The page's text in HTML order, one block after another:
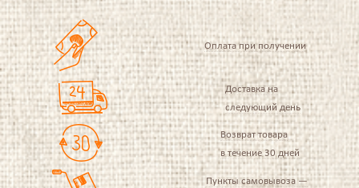
Оплата при получении
Доставка на
следующий день
Возврат товара
в течение 30 дней
Пункты самовывоза —